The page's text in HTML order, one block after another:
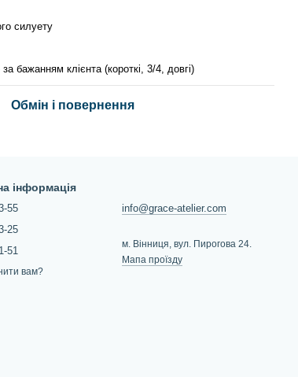
силуету
бажанням клієнта (короткі, 3/4, довгі)
Обмін і повернення
інформація
55
25
51
вам?
info@grace-atelier.com
м. Вінниця, вул. Пирогова 24.
Мапа проїзду